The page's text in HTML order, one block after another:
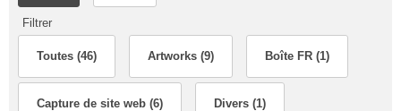
Filtrer
Toutes (46) Artworks (9) Boîte FR (1)
Capture de site web (6) Divers (1)